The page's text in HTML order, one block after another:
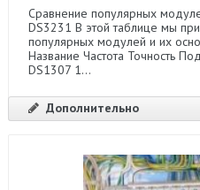
Сравнение популярных
DS3231 В этой таблице мы
популярных модулей и их
Название Частота Точность
DS1307 1...
Дополнительно